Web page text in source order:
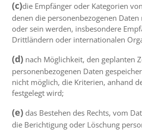
(c)die Empfänger oder Kategorien
denen die personenbezogenen
oder sein werden, insbesondere
Drittländern oder internationalen
(d) nach Möglichkeit, den geplanten
personenbezogenen Daten
nicht möglich, die Kriterien, anhand
festgelegt wird;
(e) das Bestehen des Rechts, vom
die Berichtigung oder Löschung